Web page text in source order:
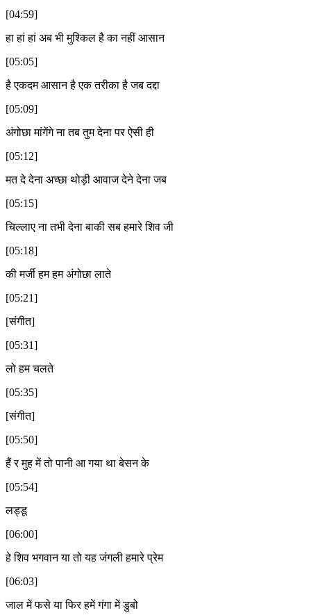
[04:59]
हा हां हां अब भी मुश्किल है का नहीं आसान
[05:05]
है एकदम आसान है एक तरीका है जब दद्दा
[05:09]
अंगोछा मांगेंगे ना तब तुम देना पर ऐसी ही
[05:12]
मत दे देना अच्छा थोड़ी आवाज देने देना जब
[05:15]
चिल्लाए ना तभी देना बाकी सब हमारे शिव जी
[05:18]
की मर्जी हम हम अंगोछा लाते
[05:21]
[संगीत]
[05:31]
लो हम चलते
[05:35]
[संगीत]
[05:50]
हैं र मुह में तो पानी आ गया था बेसन के
[05:54]
लड्डू
[06:00]
हे शिव भगवान या तो यह जंगली हमारे प्रेम
[06:03]
जाल में फसे या फिर हमें गंगा में डुबो